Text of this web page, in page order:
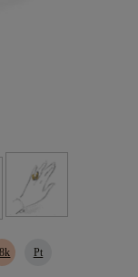
Pt